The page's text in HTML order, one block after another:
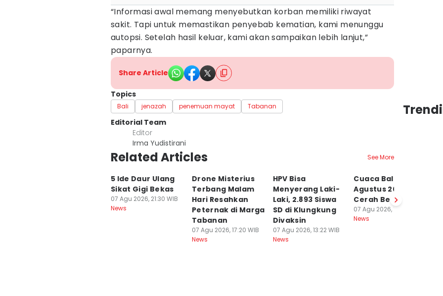
“Informasi awal memang menyebutkan korban memiliki riwayat
sakit. Tapi untuk memastikan penyebab kematian, kami menunggu
autopsi. Setelah hasil keluar, kami akan sampaikan lebih lanjut,”
paparnya.
Share Article
Topics
Bali jenazah penemuan mayat Tabanan
Editorial Team
Editor
Irma Yudistirani
Related Articles See More
5 Ide Daur Ulang
Sikat Gigi Bekas
07 Agu 2026, 21:30 WIB
News
Drone Misterius
Terbang Malam
Hari Resahkan
Peternak di Marga
Tabanan
07 Agu 2026, 17:20 WIB
News
HPV Bisa
Menyerang Laki-
Laki, 2.893 Siswa
SD di Klungkung
Divaksin
07 Agu 2026, 13:22 WIB
News
Cuaca Bali 7
Agustus 2026
Cerah Berawan
07 Agu 2026, 10:47 WIB
News